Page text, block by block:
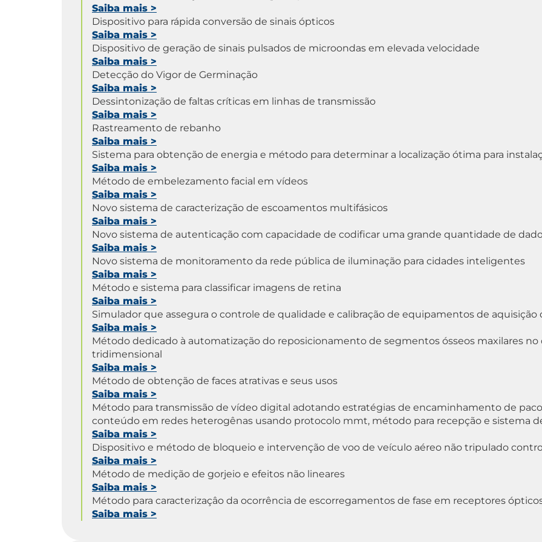
Saiba mais >
Dispositivo para rápida conversão de sinais ópticos
Saiba mais >
Dispositivo de geração de sinais pulsados de microondas em elevada velocidade
Saiba mais >
Detecção do Vigor de Germinação
Saiba mais >
Dessintonização de faltas críticas em linhas de transmissão
Saiba mais >
Rastreamento de rebanho
Saiba mais >
Sistema para obtenção de energia e método para determinar a localização ótima para
Saiba mais >
Método de embelezamento facial em vídeos
Saiba mais >
Novo sistema de caracterização de escoamentos multifásicos
Saiba mais >
Novo sistema de autenticação com capacidade de codificar uma grande quantidade de
Saiba mais >
Novo sistema de monitoramento da rede pública de iluminação para cidades inteligentes
Saiba mais >
Método e sistema para classificar imagens de retina
Saiba mais >
Simulador que assegura o controle de qualidade e calibração de equipamentos de
Saiba mais >
Método dedicado à automatização do reposicionamento de segmentos ósseos maxilares
tridimensional
Saiba mais >
Método de obtenção de faces atrativas e seus usos
Saiba mais >
Método para transmissão de vídeo digital adotando estratégias de encaminhamento de
conteúdo em redes heterogênas usando protocolo mmt, método para recepção e sistema
Saiba mais >
Dispositivo e método de bloqueio e intervenção de voo de veículo aéreo não tripulado
Saiba mais >
Método de medição de gorjeio e efeitos não lineares
Saiba mais >
Método para caracterizaçâo da ocorrência de escorregamentos de fase em receptores
Saiba mais >